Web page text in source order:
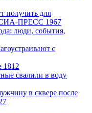
получить для
СИА-ПРЕСС 1967
люди, события,
с
1812
свалили в воду
в сквере после